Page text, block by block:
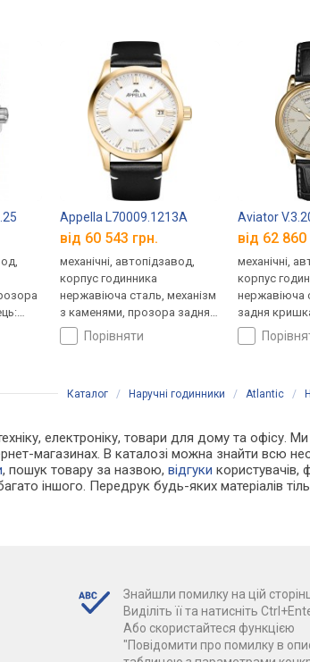
100,
Appella L70009.1213A
від 60 543 грн.
механічні, автопідзавод,
корпус годинника
нержавіюча сталь, механізм
з каменями, прозора задня
кришка, ремінець: ремінець
шкіряний, WR 30, Швейцарія
порівняти
Aviator
від 62 860
механічні,
корпус
нержавіюча
задня
ремінець
Швейцарія
Каталог / Наручні годинники / Atlantic /
електроніку, товари для дому та
магазинах. В каталозі можна знайти всю
, пошук товару за назвою,відгуки користувачів,
іншого. Передрук будь-яких матеріалів
Знайшли помилку на цій
Виділіть її та натисніть
Або скористайтеся функцією
"Повідомити про помилку в